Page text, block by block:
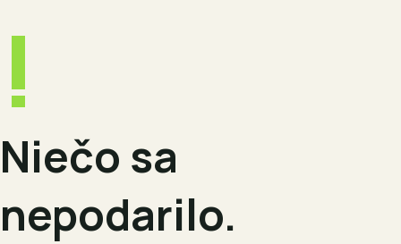
!
Niečo sa
nepodarilo.